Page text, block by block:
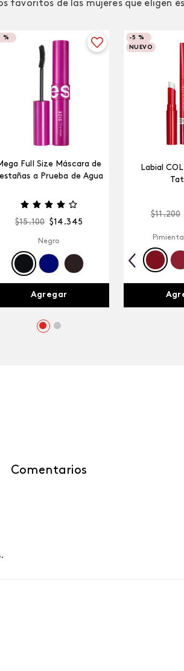
favoritos de las mujeres que eligen
%
Full Size Máscara de
a Prueba de Agua
$15.100 $14 .345
Negro
Agregar
-5 %
NUEVO
Labial
$11.200
Comentarios